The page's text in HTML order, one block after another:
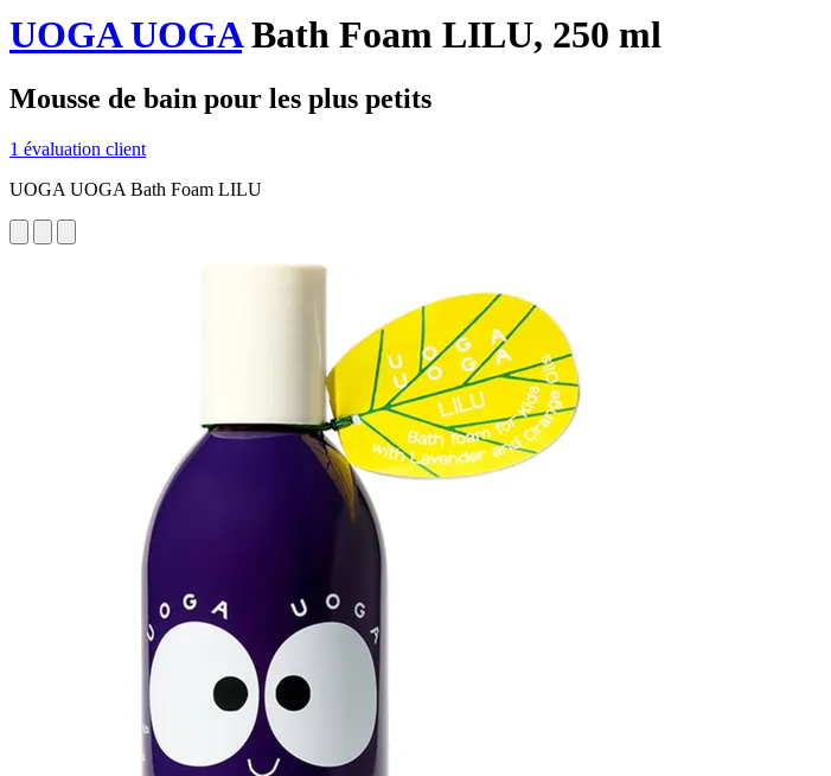
UOGA UOGABath Foam LILU, 250 ml
Mousse de bain pour les plus petits
1 évaluation client
UOGA UOGA Bath Foam LILU